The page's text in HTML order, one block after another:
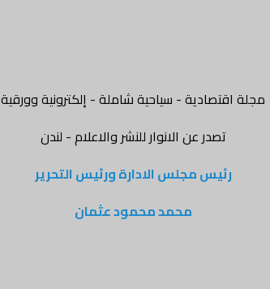
مجلة اقتصادية - سياحية شاملة - إلكترونية وورقية
تصدر عن الانوار للنشر والاعلام - لندن
رئيس مجلس الادارة ورئيس التحرير
محمد محمود عثمان